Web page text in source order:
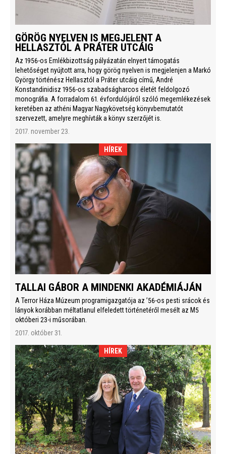
GÖRÖG NYELVEN IS MEGJELENT A
HELLASZTÓL A PRÁTER UTCÁIG
Az 1956-os Emlékbizottság pályázatán elnyert támogatás
lehetőséget nyújtott arra, hogy görög nyelven is megjelenjen a Markó
György történész Hellasztól a Práter utcáig című, André
Konstandinidisz 1956-os szabadságharcos életét feldolgozó
monográfia. A forradalom 61. évfordulójáról szóló megemlékezések
keretében az athéni Magyar Nagykövetség könyvbemutatót
szervezett, amelyre meghívták a könyv szerzőjét is.
2017. november 23.
HÍREK
TALLAI GÁBOR A MINDENKI AKADÉMIÁJÁN
A Terror Háza Múzeum programigazgatója az ’56-os pesti srácok és
lányok korábban méltatlanul elfeledett történetéről mesélt az M5
októberi 23-i műsorában.
2017. október 31.
HÍREK